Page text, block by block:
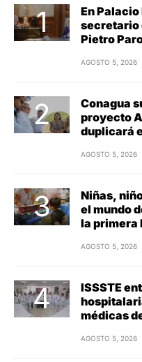
En
secretario
Pietro
AGOSTO 5, 2026
Conagua
proyecto
duplicará
AGOSTO 5, 2026
Niñas,
el mundo
la primera
AGOSTO 5, 2026
ISSSTE
médicas
AGOSTO 5, 2026